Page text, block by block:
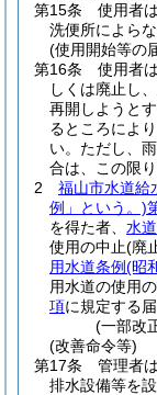
第15条
使用者
洗便所によら
(使用開始等の
第16条
使用者
しくは廃止し
再開しようと
るところによ
い。 ただし、
合は、この限り
2
福山市水道給
例」という。)
を得た者、 水
使用の中止(廃
用水道条例(昭
用水道の使用
項に規定する
(一部改
(改善命令等)
第17条
管理者は
排水設備等を